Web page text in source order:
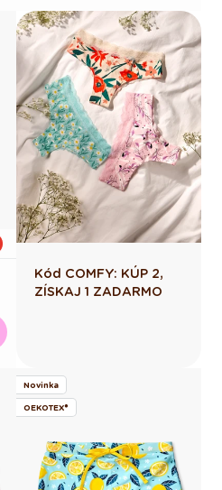
Kód COMFY: KÚP 2,
ZÍSKAJ 1 ZADARMO
Novinka
OEKOTEX®